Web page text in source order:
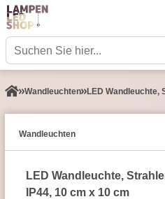
Wand­leuchten LED Wandleuchte,
Wand­leuchten
LED Wandleuchte,
IP44, 10 cm x 10 cm